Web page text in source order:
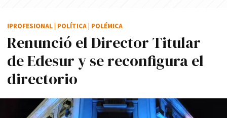
Renunció el Director Titular
de Edesur y se reconfigura el
directorio
IPROFESIONAL POLÍTICA POLÉMICA